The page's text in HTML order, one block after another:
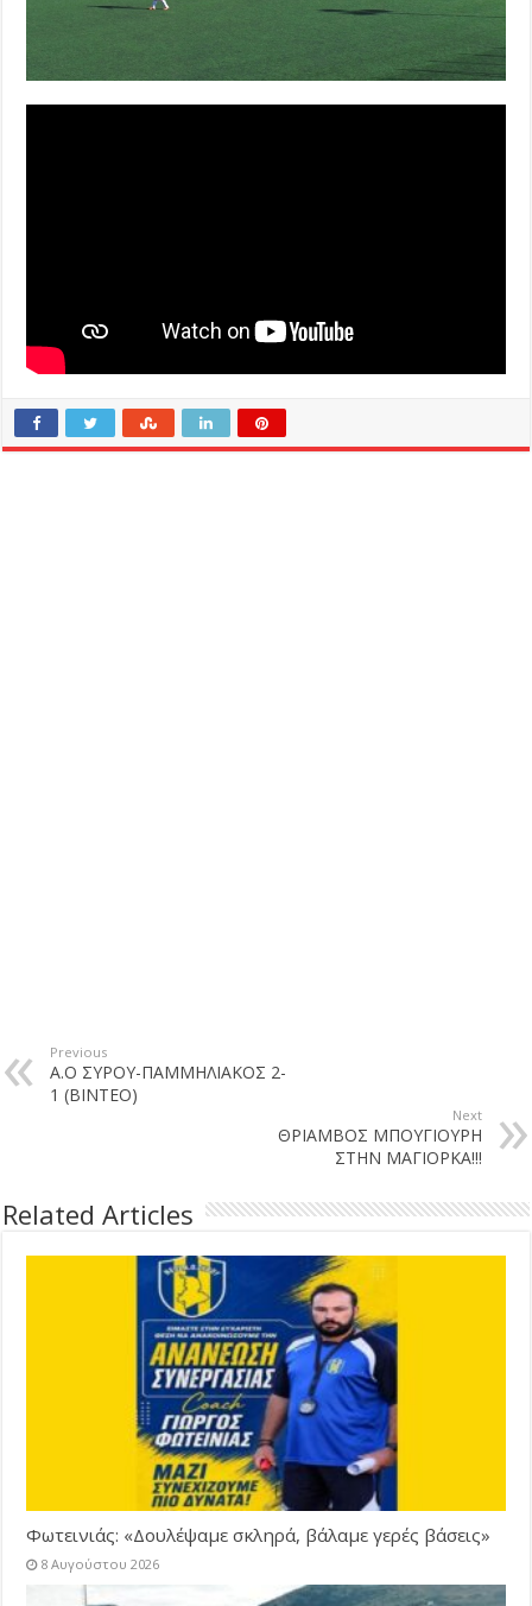
Previous
Α.Ο ΣΥΡΟΥ-ΠΑΜΜΗΛΙΑΚΟΣ 2-
1 (ΒΙΝΤΕΟ)
Next
ΘΡΙΑΜΒΟΣ ΜΠΟΥΓΙΟΥΡΗ
ΣΤΗΝ ΜΑΓΙΟΡΚΑ!!!
Related Articles
Φωτεινιάς: «Δουλέψαμε σκληρά, βάλαμε γερές βάσεις»
8 Αυγούστου 2026